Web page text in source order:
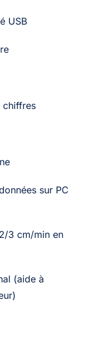
USB
chiffres
sur PC
3 cm/min en
(aide à